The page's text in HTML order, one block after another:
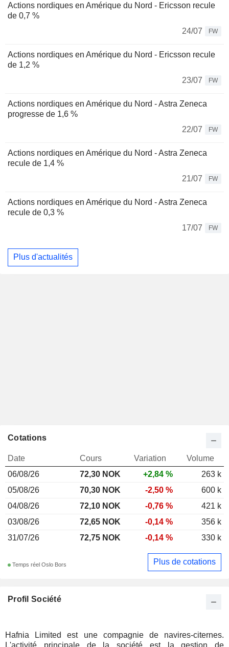
Actions nordiques en Amérique du Nord - Ericsson recule
de 0,7 %
24/07
FW
Actions nordiques en Amérique du Nord - Ericsson recule
de 1,2 %
23/07
FW
Actions nordiques en Amérique du Nord - Astra Zeneca
progresse de 1,6 %
22/07
FW
Actions nordiques en Amérique du Nord - Astra Zeneca
recule de 1,4 %
21/07
FW
Actions nordiques en Amérique du Nord - Astra Zeneca
recule de 0,3 %
17/07
FW
Plus d'actualités
Profil Société
Hafnia Limited est une compagnie de navires-citernes.
L'activité principale de la société est la gestion de
Cotations
Date Cours Variation
Volume
06/08/26
72,30 NOK +2,84 %
263 k
05/08/26
70,30 NOK -2,50 %
600 k
04/08/26
72,10 NOK -0,76 %
421 k
03/08/26
72,65 NOK -0,14 %
356 k
31/07/26
72,75 NOK -0,14 % 330 k
Temps réel Oslo Bors Plus de cotations